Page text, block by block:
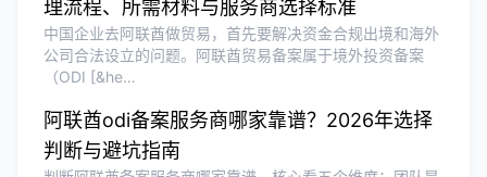
理流程、所需材料与服务商选择标准
中国企业去阿联酋做贸易，首先要解决资金合规出境和海外
公司合法设立的问题。阿联酋贸易备案属于境外投资备案
（ODI [&he…
阿联酋odi备案服务商哪家靠谱？2026年选择
判断与避坑指南